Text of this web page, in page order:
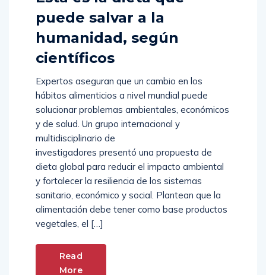
puede salvar a la
humanidad, según
científicos
Expertos aseguran que un cambio en los
hábitos alimenticios a nivel mundial puede
solucionar problemas ambientales, económicos
y de salud. Un grupo internacional y
multidisciplinario de
investigadores presentó una propuesta de
dieta global para reducir el impacto ambiental
y fortalecer la resiliencia de los sistemas
sanitario, económico y social. Plantean que la
alimentación debe tener como base productos
vegetales, el […]
Read
More